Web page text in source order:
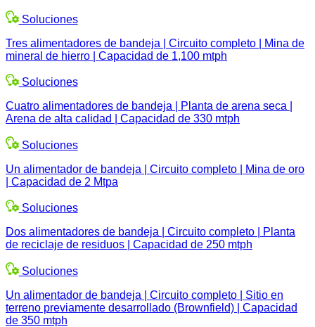
Soluciones
Tres alimentadores de bandeja | Circuito completo | Mina de
mineral de hierro | Capacidad de 1,100 mtph
Soluciones
Cuatro alimentadores de bandeja | Planta de arena seca |
Arena de alta calidad | Capacidad de 330 mtph
Soluciones
Un alimentador de bandeja | Circuito completo | Mina de oro
| Capacidad de 2 Mtpa
Soluciones
Dos alimentadores de bandeja | Circuito completo | Planta
de reciclaje de residuos | Capacidad de 250 mtph
Soluciones
Un alimentador de bandeja | Circuito completo | Sitio en
terreno previamente desarrollado (Brownfield) | Capacidad
de 350 mtph